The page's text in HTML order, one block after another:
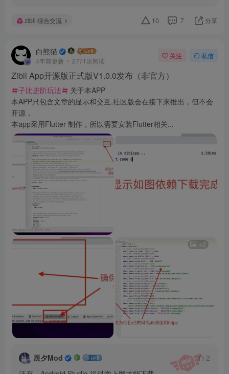
zibll 综合交流 10 7 分享
白熊猫
4年前更新 2771次阅读
关注 私信
Zibll App开源版正式版V1.0.0发布（非官方）
子比进阶玩法
关于本APP
本APP只包含文章的显示和交互,社区版会在接下来推出，但不会
开源，
本app采用Flutter 制作，所以需要安装Flutter相关...
+2
辰夕Mod
2